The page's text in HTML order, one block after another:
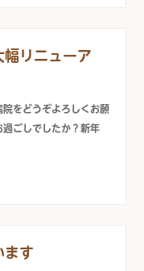
幅リニューア
をどうぞよろしくお願
ごしでしたか？新年
ます